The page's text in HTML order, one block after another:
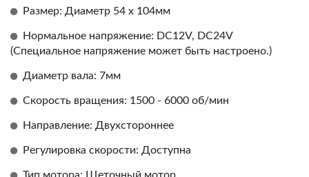
Размер: Диаметр 54 x 104мм
Нормальное напряжение: DC12V, DC24V
(Специальное напряжение может быть настроено.)
Диаметр вала: 7мм
Скорость вращения: 1500 - 6000 об/мин
Направление: Двухстороннее
Регулировка скорости: Доступна
Тип мотора: Щеточный мотор